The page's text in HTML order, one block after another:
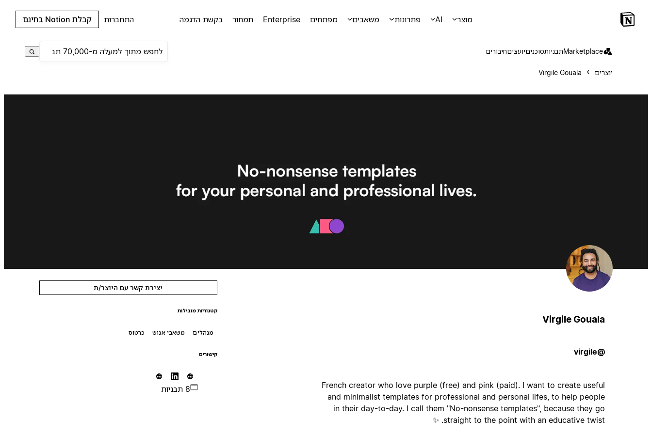
מוצר AI פתרונות משאבים מפתחים Enterprise תמחור בקשת הדגמה התחברות קבלת Notion בחינם
Marketplaceתבניותסוכניםיועציםחיבורים
יוצרים Virgile Gouala
Virgile Gouala
@virgile
French creator who love purple (free) and pink (paid). I want to create useful
and minimalist templates for professional and personal lifes, to help people
in their day-to-day. I call them "No-nonsense templates", because they go
straight to the point with an educative twist. ✨
יצירת קשר עם היוצר/ת
קטגוריות מובילות
מנהלים משאבי אנוש כרטוס
קישורים
8 תבניות